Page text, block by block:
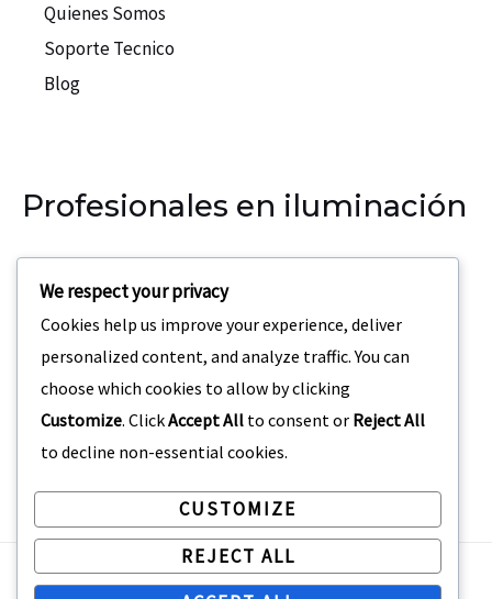
Quienes Somos
Soporte Tecnico
Blog
Profesionales en iluminación
Nuestra empresa se especializa en la iluminación para
eventos, teatros, discotecas.
Dirección:Carrera 69 C3 – 42 San Joaquin Medellin,
Colombia
Copyright © 2026 Profile Lighting Colombia
We respect your privacy
Cookies help us improve your experience, deliver
personalized content, and analyze traffic. You can
choose which cookies to allow by clicking
Customize. ClickAccept All to consent or Reject All
to decline non-essential cookies.
CUSTOMIZE
REJECT ALL